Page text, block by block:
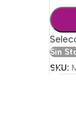
Sin
SKU: